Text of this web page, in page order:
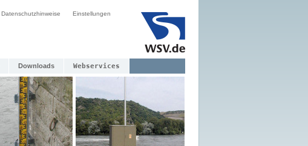
Datenschutzhinweise Einstellungen
Downloads Webservices